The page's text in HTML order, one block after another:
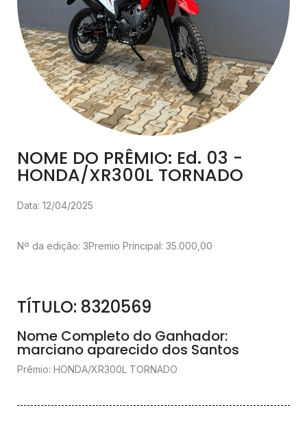
NOME DO PRÊMIO: Ed. 03 -
HONDA/XR300L TORNADO
Data: 12/04/2025
Nº da edição: 3Premio Principal: 35.000,00
TÍTULO: 8320569
Nome Completo do Ganhador:
marciano aparecido dos Santos
Prêmio: HONDA/XR300L TORNADO